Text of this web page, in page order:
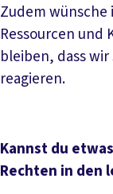
Zudem
Ressourcen und
bleiben, dass
reagieren.
Kannst du
Rechten in den